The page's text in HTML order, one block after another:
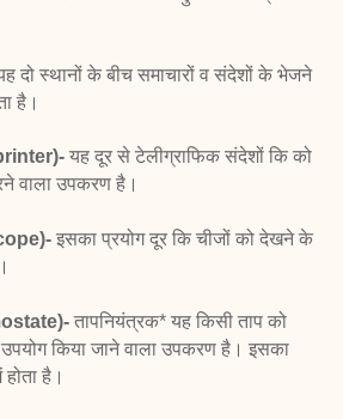
दो स्थानों के बीच समाचारों व संदेशों के भेजने
है।
यह दूर से टेलीग्राफिक संदेशों कि को
वाला उपकरण है।
इसका प्रयोगदूर कि चीजों को देखने के
तापनियंत्रक* यह किसी ताप को
किया जाने वाला उपकरण है। इसका
है।